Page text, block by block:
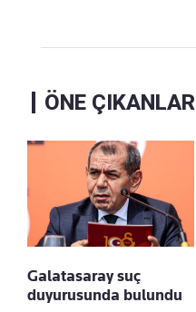
ÖNE ÇIKANLAR
Galatasaray suç
duyurusunda bulundu